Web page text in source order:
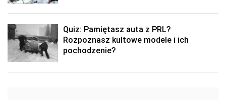
Quiz: Pamiętasz auta z PRL?
Rozpoznasz kultowe modele i ich
pochodzenie?